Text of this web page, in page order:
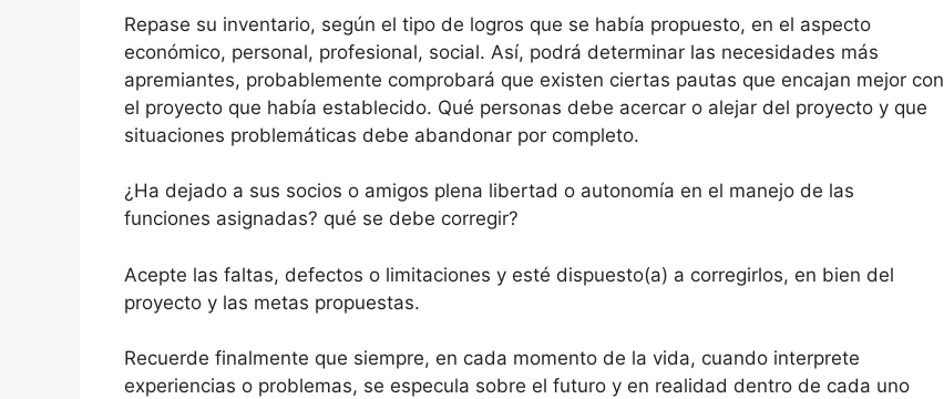
Repase su inventario, según el tipo de logros que se había propuesto, en el aspecto
económico, personal, profesional, social. Así, podrá determinar las necesidades más
apremiantes, probablemente comprobará que existen ciertas pautas que encajan mejor con
el proyecto que había establecido. Qué personas debe acercar o alejar del proyecto y que
situaciones problemáticas debe abandonar por completo.
¿Ha dejado a sus socios o amigos plena libertad o autonomía en el manejo de las
funciones asignadas? qué se debe corregir?
Acepte las faltas, defectos o limitaciones y esté dispuesto(a) a corregirlos, en bien del
proyecto y las metas propuestas.
Recuerde finalmente que siempre, en cada momento de la vida, cuando interprete
experiencias o problemas, se especula sobre el futuro y en realidad dentro de cada uno